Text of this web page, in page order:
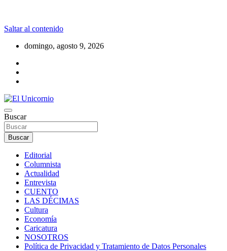
Saltar al contenido
domingo, agosto 9, 2026
El Unicornio
La realidad supera la fantasía
Buscar
Buscar
Editorial
Columnista
Actualidad
Entrevista
CUENTO
LAS DÉCIMAS
Cultura
Economía
Caricatura
NOSOTROS
Política de Privacidad y Tratamiento de Datos Personales